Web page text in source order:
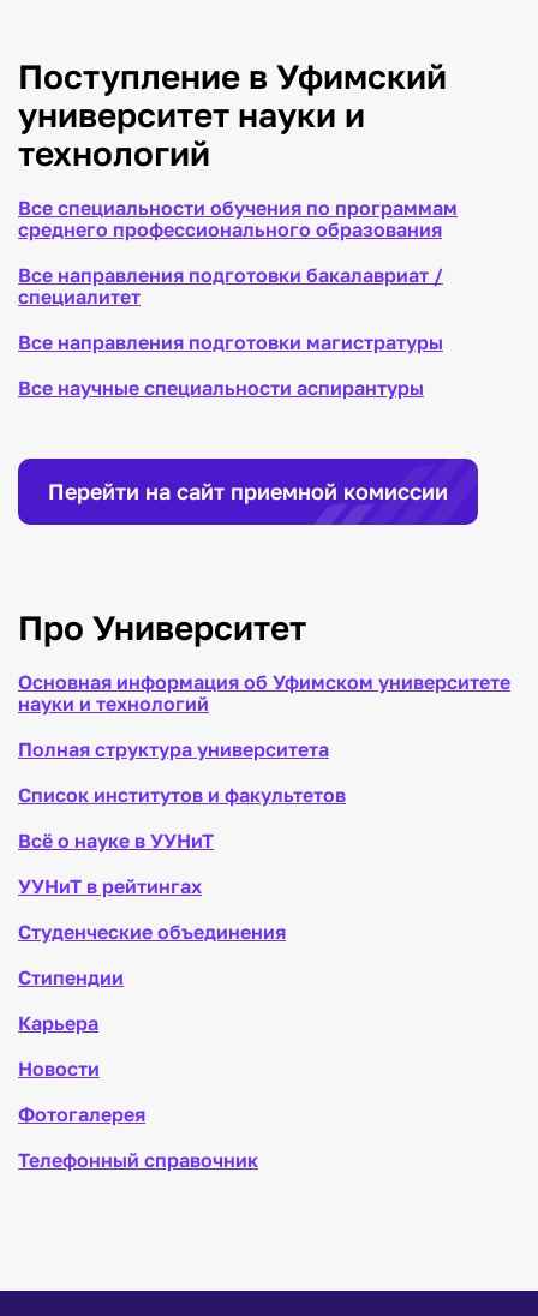
Поступление в Уфимский
университет науки и
технологий
Все специальности обучения по программам
среднего профессионального образования
Все направления подготовки бакалавриат /
специалитет
Все направления подготовки магистратуры
Все научные специальности аспирантуры
Перейти на сайт приемной комиссии
Про Университет
Основная информация об Уфимском университете
науки и технологий
Полная структура университета
Список институтов и факультетов
Всё о науке в УУНиТ
УУНиТ в рейтингах
Студенческие объединения
Стипендии
Карьера
Новости
Фотогалерея
Телефонный справочник